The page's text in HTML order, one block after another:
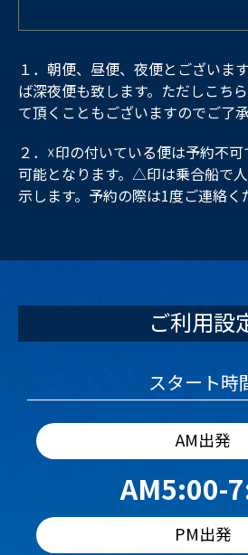
１．朝便、昼便、夜便とございま
ば深夜便も致します。ただしこち
て頂くこともございますのでご了
２．☓印の付いている便は予約不
可能となります。△印は乗合船で
示します。予約の際は1度ご連絡く
ご利用設
スタート時
AM出発
AM5:00-
PM出発